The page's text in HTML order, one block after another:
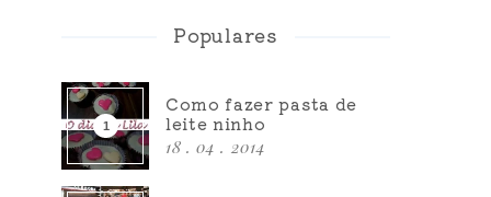
Populares
Como fazer pasta de
leite ninho
18 . 04 . 2014